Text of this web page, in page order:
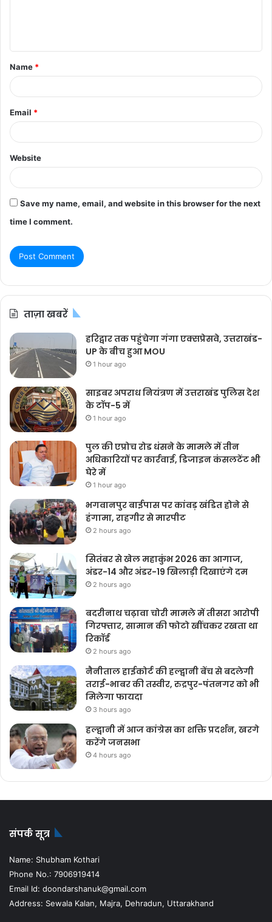
t
*
Name *
Email *
Website
Save my name, email, and website in this browser for the next
time I comment.
ताज़ा खबरें
हरिद्वार तक पहुंचेगा गंगा एक्सप्रेसवे, उत्तराखंड-
UP के बीच हुआ MOU
1 hour ago
साइबर अपराध नियंत्रण में उत्तराखंड पुलिस देश
के टॉप-5 में
1 hour ago
पुल की एप्रोच रोड धंसने के मामले में तीन
अधिकारियों पर कार्रवाई, डिजाइन कंसलटेंट भी
घेरे में
1 hour ago
भगवानपुर बाईपास पर कांवड़ खंडित होने से
हंगामा, राहगीर से मारपीट
2 hours ago
सितंबर से खेल महाकुंभ 2026 का आगाज,
अंडर-14 और अंडर-19 खिलाड़ी दिखाएंगे दम
2 hours ago
बदरीनाथ चढ़ावा चोरी मामले में तीसरा आरोपी
गिरफ्तार, सामान की फोटो खींचकर रखता था
रिकॉर्ड
2 hours ago
नैनीताल हाईकोर्ट की हल्द्वानी बेंच से बदलेगी
तराई-भाबर की तस्वीर, रुद्रपुर-पंतनगर को भी
मिलेगा फायदा
3 hours ago
हल्द्वानी में आज कांग्रेस का शक्ति प्रदर्शन, खरगे
करेंगे जनसभा
4 hours ago
संपर्क सूत्र
Name: Shubham Kothari
Phone No.: 7906919414
Email Id: doondarshanuk@gmail.com
Address: Sewala Kalan, Majra, Dehradun, Uttarakhand